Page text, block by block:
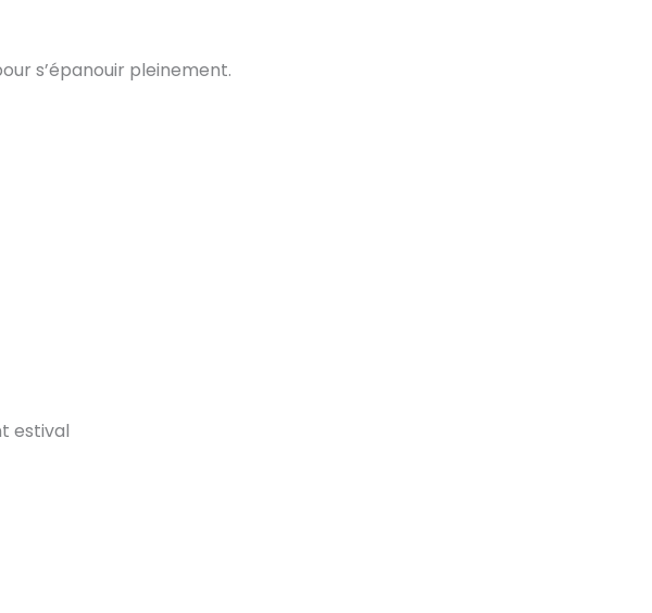
s’épanouir pleinement.
estival